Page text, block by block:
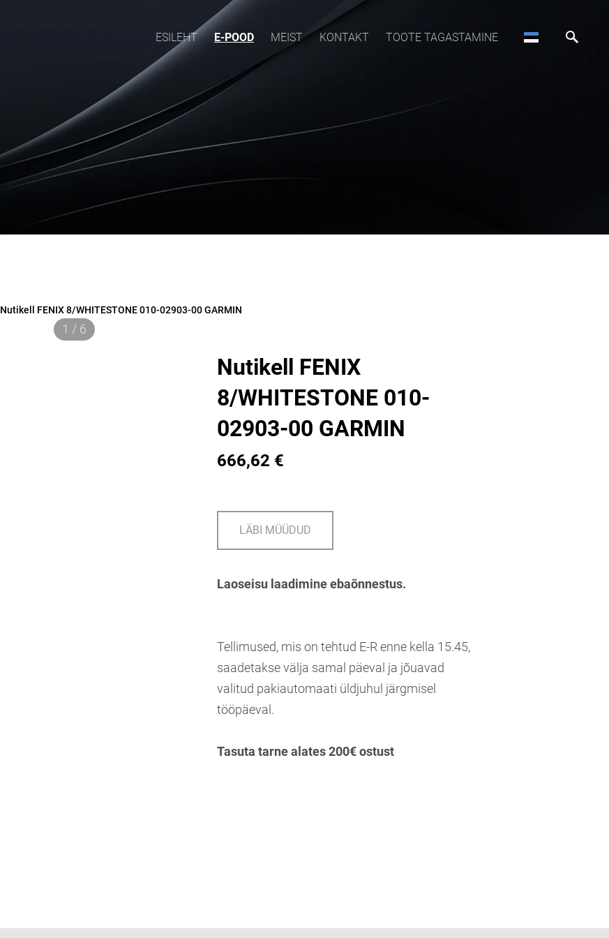
ESILEHT E-POOD MEIST KONTAKT TOOTE TAGASTAMINE
Nutikell FENIX 8/WHITESTONE 010-02903-00 GARMIN
1 / 6
Nutikell FENIX
8/WHITESTONE 010-
02903-00 GARMIN
666,62 €
LÄBI MÜÜDUD
Laoseisu laadimine ebaõnnestus.
Tellimused, mis on tehtud E-R enne kella 15.45,
saadetakse välja samal päeval ja jõuavad
valitud pakiautomaati üldjuhul järgmisel
tööpäeval.
Tasuta tarne alates 200€ ostust